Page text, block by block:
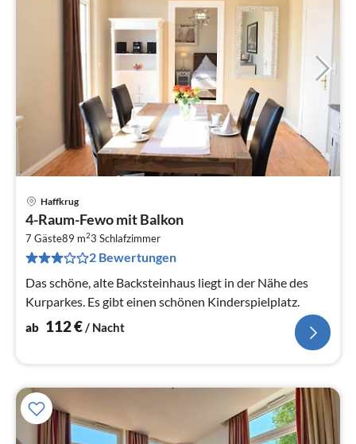
Haffkrug
4-Raum-Fewo mit Balkon
7 Gäste89 m23 Schlafzimmer
2 Bewertungen
Das schöne, alte Backsteinhaus liegt in der Nähe des
Kurparkes. Es gibt einen schönen Kinderspielplatz.
ab 112€/ Nacht